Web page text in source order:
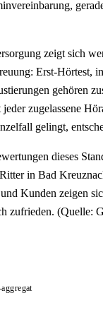
zeigt sich
Erst-Hörtest,
gehören
zugelassene
gelingt,
dieses
in Bad
Kunden zeigen
zufrieden. (Quelle: